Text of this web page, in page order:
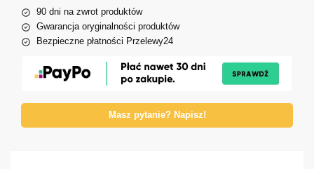
90 dni na zwrot produktów
Gwarancja oryginalności produktów
Bezpieczne płatności Przelewy24
Masz pytanie? Napisz!